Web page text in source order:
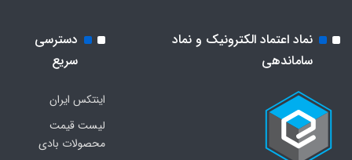
نماد اعتماد الکترونیک و نماد
ساماندهی
دسترسی
سریع
اینتکس ایران
لیست قیمت
محصولات بادی